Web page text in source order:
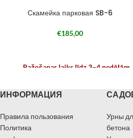
Скамейка парковая SB-6
€185,00
Ražošanas laiks līdz 3–4 nedēļām
ИНФОРМАЦИЯ
Правила пользования
Политика
Урны
бетона